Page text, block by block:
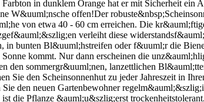
in dunklem Orange hat er mit Sicherheit
W&uuml;nsche offen!Der
von etwa 40 - 60 cm erreichen. Die
verleiht diese
in bunten Bl&uuml;hstreifen oder f&uuml;r die
kommt. Nur dann erscheinen die
den sommergr&uuml;nen, lanzettlichen
Sie den Scheinsonnenhut zu jeder Jahreszeit in
den neuen Gartenbewohner
ist die Pflanze &auml;u&szlig;erst